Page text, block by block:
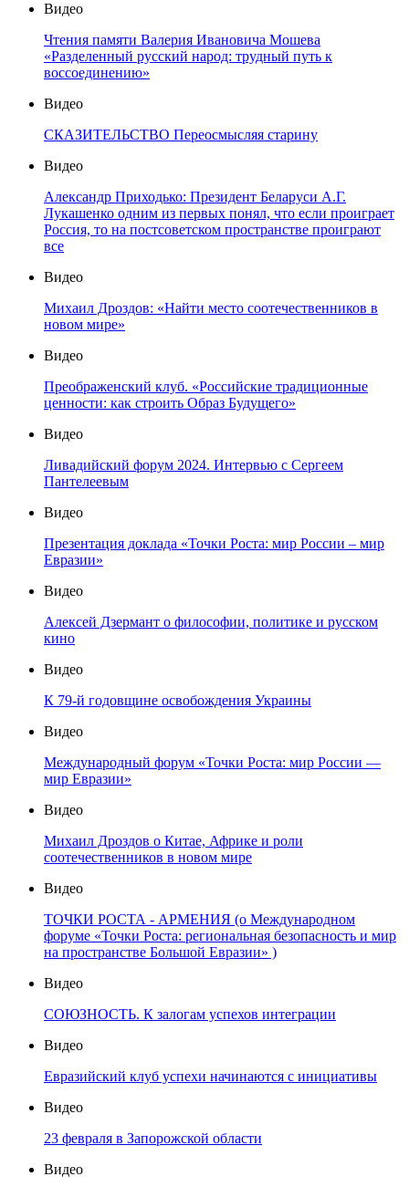
Видео
Чтения памяти Валерия Ивановича Мошева
«Разделенный русский народ: трудный путь к
воссоединению»
Видео
СКАЗИТЕЛЬСТВО Переосмысляя старину
Видео
Александр Приходько: Президент Беларуси А.Г.
Лукашенко одним из первых понял, что если проиграет
Россия, то на постсоветском пространстве проиграют
все
Видео
Михаил Дроздов: «Найти место соотечественников в
новом мире»
Видео
Преображенский клуб. «Российские традиционные
ценности: как строить Образ Будущего»
Видео
Ливадийский форум 2024. Интервью с Сергеем
Пантелеевым
Видео
Презентация доклада «Точки Роста: мир России – мир
Евразии»
Видео
Алексей Дзермант о философии, политике и русском
кино
Видео
К 79-й годовщине освобождения Украины
Видео
Международный форум «Точки Роста: мир России —
мир Евразии»
Видео
Михаил Дроздов о Китае, Африке и роли
соотечественников в новом мире
Видео
ТОЧКИ РОСТА - АРМЕНИЯ (о Международном
форуме «Точки Роста: региональная безопасность и мир
на пространстве Большой Евразии» )
Видео
СОЮЗНОСТЬ. К залогам успехов интеграции
Видео
Евразийский клуб успехи начинаются с инициативы
Видео
23 февраля в Запорожской области
Видео